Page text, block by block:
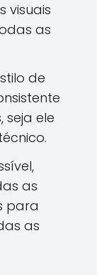
visuais
as
de
seja ele
as
para
as